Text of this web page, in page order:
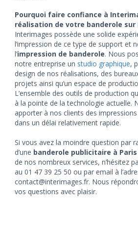
Pourquoi faire confiance à
réalisation de votre banderole sur
Interimages possède une solide
l’impression de ce type de support et
l’impression de banderole. Nous
notre entreprise un studio graphique,
design de nos réalisations, des
projets ainsi qu’un espace de
L’ensemble des outils de production
à la pointe de la technologie actuelle.
apporter à nos clients des
dans un délai relativement rapide.
Si vous avez la moindre question par
d’une banderole publicitaire à Paris
de nos nombreux services, n’hésitez
au 01 47 39 25 50 ou par email à
contact@interimages.fr. Nous
vos questions avec plaisir.